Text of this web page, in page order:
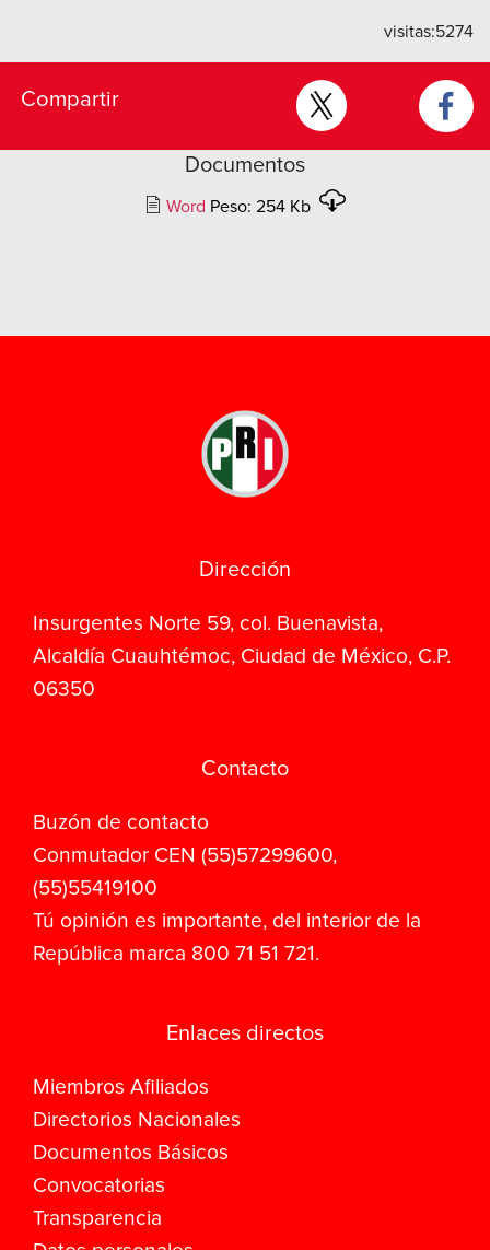
visitas:5274
Compartir
Documentos
Word Peso: 254 Kb
Dirección
Insurgentes Norte 59, col. Buenavista,
Alcaldía Cuauhtémoc, Ciudad de México, C.P.
06350
Contacto
Buzón de contacto
Conmutador CEN (55)57299600,
(55)55419100
Tú opinión es importante, del interior de la
República marca 800 71 51 721.
Enlaces directos
Miembros Afiliados
Directorios Nacionales
Documentos Básicos
Convocatorias
Transparencia